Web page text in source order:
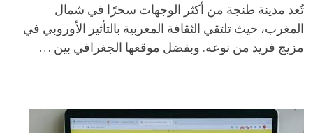
تُعد مدينة طنجة من أكثر الوجهات سحرًا في شمال
المغرب، حيث تلتقي الثقافة المغربية بالتأثير الأوروبي في
مزيج فريد من نوعه. وبفضل موقعها الجغرافي بين …